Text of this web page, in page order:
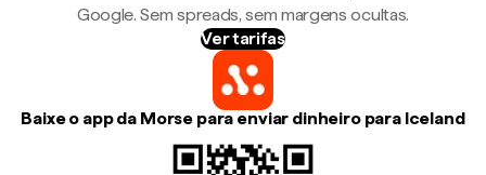
Google. Sem spreads, sem margens ocultas.
Ver tarifas
Baixe o app da Morse para enviar dinheiro para Iceland